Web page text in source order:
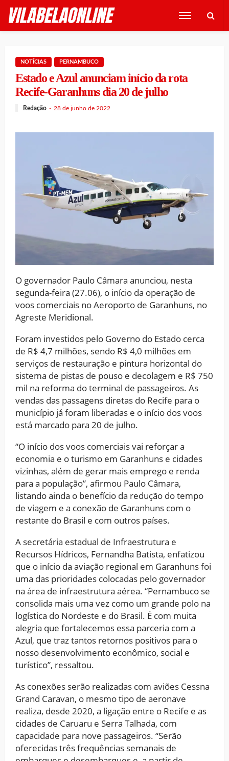
NOTÍCIAS PERNAMBUCO
Estado e Azul anunciam início da rota
Recife-Garanhuns dia 20 de julho
Redação 28 de junho de 2022
O governador Paulo Câmara anunciou, nesta
segunda-feira (27.06), o início da operação de
voos comerciais no Aeroporto de Garanhuns, no
Agreste Meridional.
Foram investidos pelo Governo do Estado cerca
de R$ 4,7 milhões, sendo R$ 4,0 milhões em
serviços de restauração e pintura horizontal do
sistema de pistas de pouso e decolagem e R$ 750
mil na reforma do terminal de passageiros. As
vendas das passagens diretas do Recife para o
município já foram liberadas e o início dos voos
está marcado para 20 de julho.
“O início dos voos comerciais vai reforçar a
economia e o turismo em Garanhuns e cidades
vizinhas, além de gerar mais emprego e renda
para a população”, afirmou Paulo Câmara,
listando ainda o benefício da redução do tempo
de viagem e a conexão de Garanhuns com o
restante do Brasil e com outros países.
A secretária estadual de Infraestrutura e
Recursos Hídricos, Fernandha Batista, enfatizou
que o início da aviação regional em Garanhuns foi
uma das prioridades colocadas pelo governador
na área de infraestrutura aérea. “Pernambuco se
consolida mais uma vez como um grande polo na
logística do Nordeste e do Brasil. É com muita
alegria que fortalecemos essa parceria com a
Azul, que traz tantos retornos positivos para o
nosso desenvolvimento econômico, social e
turístico”, ressaltou.
As conexões serão realizadas com aviões Cessna
Grand Caravan, o mesmo tipo de aeronave
realiza, desde 2020, a ligação entre o Recife e as
cidades de Caruaru e Serra Talhada, com
capacidade para nove passageiros. “Serão
oferecidas três frequências semanais de